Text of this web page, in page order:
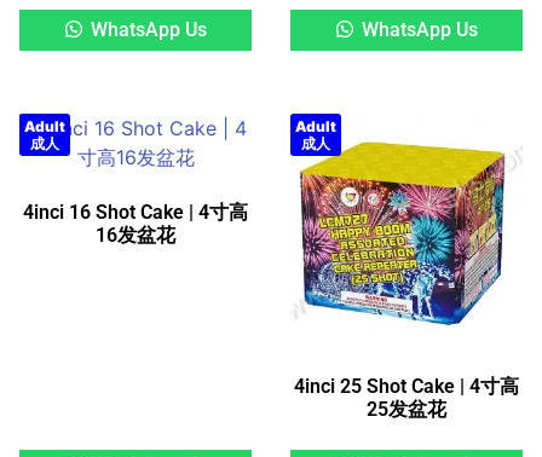
WhatsApp Us WhatsApp Us
Adult
成人
4inci 16 Shot Cake | 4寸高
16发盆花
Adult
成人
4inci 25 Shot Cake | 4寸高
25发盆花